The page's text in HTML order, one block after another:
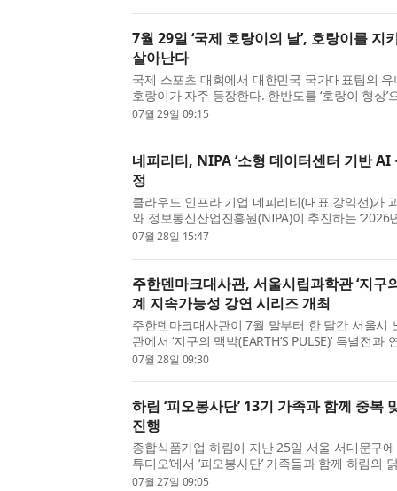
7월 29일 ‘국제 호랑이의 날’, 호랑이를 지
살아난다
국제 스포츠 대회에서 대한민국 국가대표팀의
호랑이가 자주 등장한다. 한반도를 ‘호랑이 형상’
랑이는 우리 문화와 역사 속에서 오랫동안 친숙
07월 29일 09:15
네피리티, NIPA ‘소형 데이터센터 기반 AI
정
클라우드 인프라 기업 네피리티(대표 강익선)가
와 정보통신산업진흥원(NIPA)이 추진하는 ‘2026
기반 인공지능(AI) 산업 성장지원사업’의 주관기
07월 28일 15:47
주한덴마크대사관, 서울시립과학관 ‘지구
계 지속가능성 강연 시리즈 개최
주한덴마크대사관이 7월 말부터 한 달간 서울시
관에서 ‘지구의 맥박(EARTH’S PULSE)’ 특별전
연 시리즈를 개최한다. ‘지구의 맥박’은 대사관이
07월 28일 09:30
하림 ‘피오봉사단’ 13기 가족과 함께 중복
진행
종합식품기업 하림이 지난 25일 서울 서대문구에
튜디오’에서 ‘피오봉사단’ 가족들과 함께 하림의
클래스를 진행했다고 밝혔다. ‘피오봉사단’은 하
07월 27일 09:05